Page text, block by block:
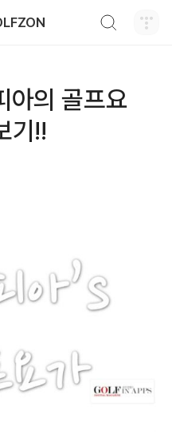
아의 골프요
기!!